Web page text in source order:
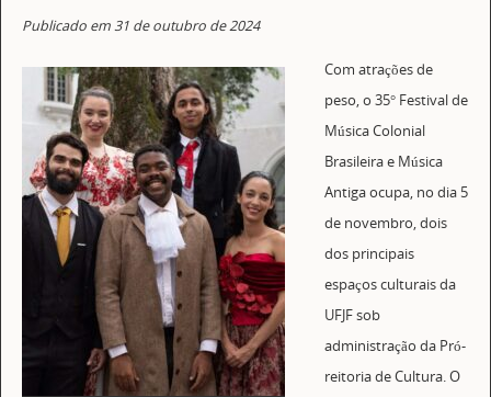
Publicado em 31 de outubro de 2024
Com atrações de
peso, o 35° Festival de
Música Colonial
Brasileira e Música
Antiga ocupa, no dia 5
de novembro, dois
dos principais
espaços culturais da
UFJF sob
administração da Pró-
reitoria de Cultura. O